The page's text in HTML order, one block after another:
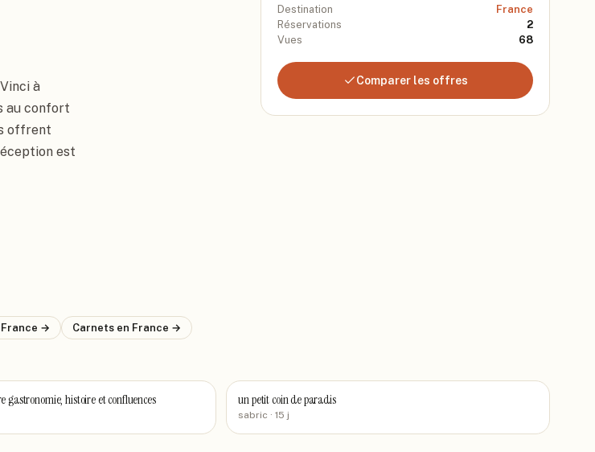
à
au confort
offrent
est
Destination
France
Réservations
2
Vues
68
Comparer les offres
→ Carnets en France →
gastronomie, histoire et confluences un petit coin de paradis
sabric · 15 j